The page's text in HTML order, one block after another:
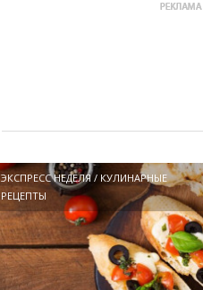
ЭКСПРЕСС НЕДЕЛЯ/ КУЛИНАРНЫЕ
РЕЦЕПТЫ